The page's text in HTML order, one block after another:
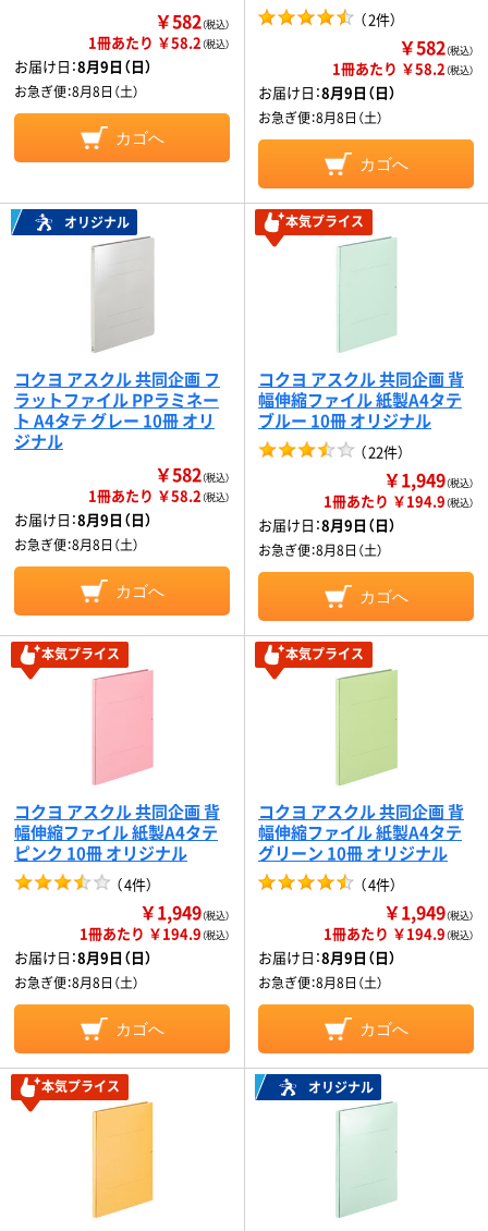
￥582（税込）
1冊あたり ￥58.2（税込）
お届け日：8月9日（日）
お急ぎ便：8月8日（土）
カゴへ
（2件）
￥582（税込）
1冊あたり ￥58.2（税込）
お届け日：8月9日（日）
お急ぎ便：8月8日（土）
カゴへ
オリジナル
コクヨ アスクル 共同企画 フ
ラットファイル PPラミネー
ト A4タテ グレー 10冊 オリ
ジナル
￥582（税込）
1冊あたり ￥58.2（税込）
お届け日：8月9日（日）
お急ぎ便：8月8日（土）
カゴへ
本気プライス
コクヨ アスクル 共同企画 背
幅伸縮ファイル 紙製A4タテ
ブルー 10冊 オリジナル
（22件）
￥1,949（税込）
1冊あたり ￥194.9（税込）
お届け日：8月9日（日）
お急ぎ便：8月8日（土）
カゴへ
本気プライス
コクヨ アスクル 共同企画 背
幅伸縮ファイル 紙製A4タテ
ピンク 10冊 オリジナル
（4件）
￥1,949（税込）
1冊あたり ￥194.9（税込）
お届け日：8月9日（日）
お急ぎ便：8月8日（土）
カゴへ
本気プライス
コクヨ アスクル 共同企画 背
幅伸縮ファイル 紙製A4タテ
グリーン 10冊 オリジナル
（4件）
￥1,949（税込）
1冊あたり ￥194.9（税込）
お届け日：8月9日（日）
お急ぎ便：8月8日（土）
カゴへ
本気プライス オリジナル